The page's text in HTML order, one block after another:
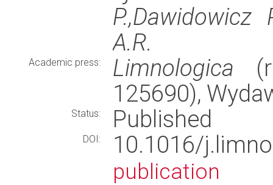
P.,Dawidowicz
A.R.
Academic press: Limnologica
125690),
Status: Published
DOI: 10.1016/
publication